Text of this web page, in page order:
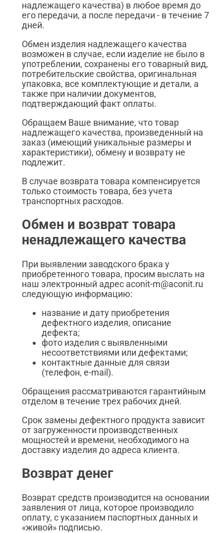
надлежащего качества) в любое время до
его передачи, а после передачи - в течение 7
дней.
Обмен изделия надлежащего качества
возможен в случае, если изделие не было в
употреблении, сохранены его товарный вид,
потребительские свойства, оригинальная
упаковка, все комплектующие и детали, а
также при наличии документов,
подтверждающий факт оплаты.
Обращаем Ваше внимание, что товар
надлежащего качества, произведенный на
заказ (имеющий уникальные размеры и
характеристики), обмену и возврату не
подлежит.
В случае возврата товара компенсируется
только стоимость товара, без учета
транспортных расходов.
Обмен и возврат товара
ненадлежащего качества
При выявлении заводского брака у
приобретенного товара, просим выслать на
наш электронный адрес aconit-m@aconit.ru
следующую информацию:
название и дату приобретения
дефектного изделия, описание
дефекта;
фото изделия с выявленными
несоответствиями или дефектами;
контактные данные для связи
(телефон, e-mail).
Обращения рассматриваются гарантийным
отделом в течение трех рабочих дней.
Срок замены дефектного продукта зависит
от загруженности производственных
мощностей и времени, необходимого на
доставку изделия до адреса клиента.
Возврат денег
Возврат средств производится на основании
заявления от лица, которое производило
оплату, с указанием паспортных данных и
«живой» подписью.